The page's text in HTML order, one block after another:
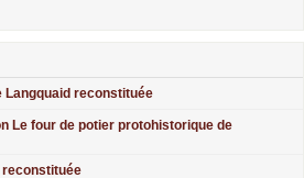
Langquaid reconstituée
Le four de potier protohistorique de
reconstituée